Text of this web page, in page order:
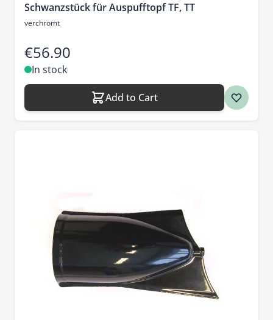
Schwanzstück für Auspufftopf TF, TT
verchromt
€56.90
In stock
Add to Cart